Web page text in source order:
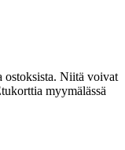
ostoksista. Niitä voivat
myymälässä